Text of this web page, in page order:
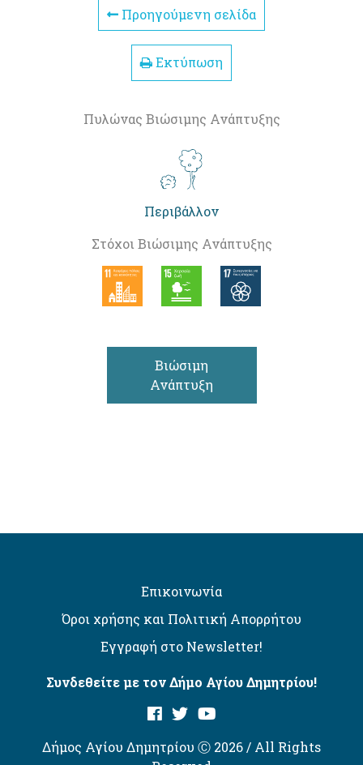
Προηγούμενη σελίδα
Εκτύπωση
Πυλώνας Βιώσιμης Ανάπτυξης
Περιβάλλον
Στόχοι Βιώσιμης Ανάπτυξης
Βιώσιμη
Ανάπτυξη
Επικοινωνία
Όροι χρήσης και Πολιτική Απορρήτου
Εγγραφή στο Newsletter!
Συνδεθείτε με τον Δήμο Αγίου Δημητρίου!
Δήμος Αγίου Δημητρίου Ⓒ 2026 / All Rights